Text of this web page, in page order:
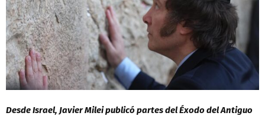
Desde Israel, Javier Milei publicó partes del Éxodo del Antiguo